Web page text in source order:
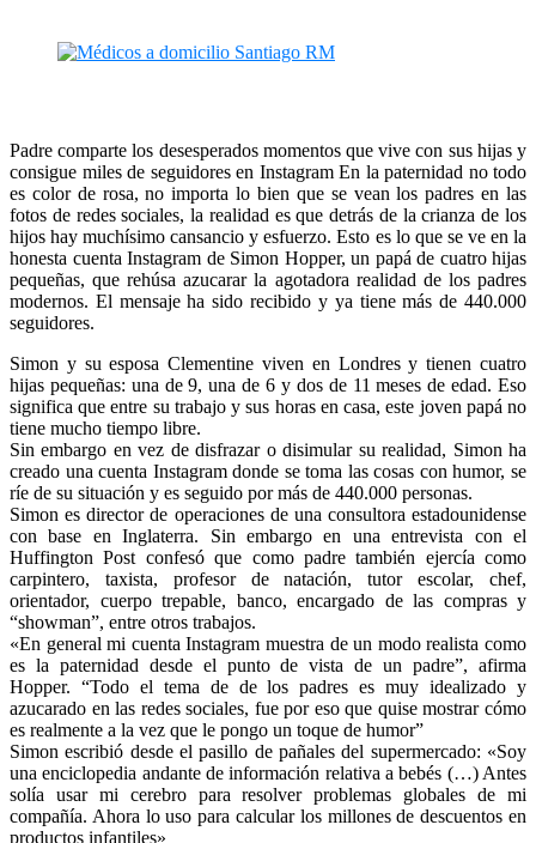
Padre comparte los desesperados momentos que vive con sus hijas y
consigue miles de seguidores en Instagram En la paternidad no todo
es color de rosa, no importa lo bien que se vean los padres en las
fotos de redes sociales, la realidad es que detrás de la crianza de los
hijos hay muchísimo cansancio y esfuerzo. Esto es lo que se ve en la
honesta cuenta Instagram de Simon Hopper, un papá de cuatro hijas
pequeñas, que rehúsa azucarar la agotadora realidad de los padres
modernos. El mensaje ha sido recibido y ya tiene más de 440.000
seguidores.
Simon y su esposa Clementine viven en Londres y tienen cuatro
hijas pequeñas: una de 9, una de 6 y dos de 11 meses de edad. Eso
significa que entre su trabajo y sus horas en casa, este joven papá no
tiene mucho tiempo libre.
Sin embargo en vez de disfrazar o disimular su realidad, Simon ha
creado una cuenta Instagram donde se toma las cosas con humor, se
ríe de su situación y es seguido por más de 440.000 personas.
Simon es director de operaciones de una consultora estadounidense
con base en Inglaterra. Sin embargo en una entrevista con el
Huffington Post confesó que como padre también ejercía como
carpintero, taxista, profesor de natación, tutor escolar, chef,
orientador, cuerpo trepable, banco, encargado de las compras y
“showman”, entre otros trabajos.
«En general mi cuenta Instagram muestra de un modo realista como
es la paternidad desde el punto de vista de un padre”, afirma
Hopper. “Todo el tema de de los padres es muy idealizado y
azucarado en las redes sociales, fue por eso que quise mostrar cómo
es realmente a la vez que le pongo un toque de humor”
Simon escribió desde el pasillo de pañales del supermercado: «Soy
una enciclopedia andante de información relativa a bebés (…) Antes
solía usar mi cerebro para resolver problemas globales de mi
compañía. Ahora lo uso para calcular los millones de descuentos en
productos infantiles»